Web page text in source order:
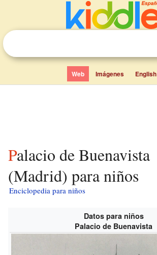
Web Imágenes English
Palacio de Buenavista
(Madrid) para niños
Enciclopedia para niños
Datos para niños
Palacio de Buenavista